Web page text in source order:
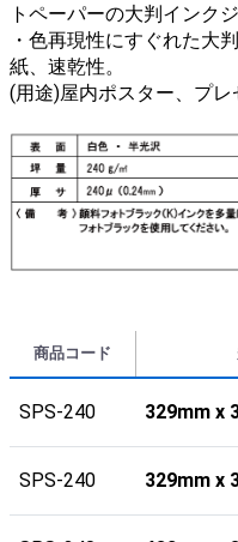
トペーパーの大判インク
・色再現性にすぐれた大
紙、速乾性。
(用途)屋内ポスター、プ
商品コード
SPS-240 329mm x
SPS-240 329mm x